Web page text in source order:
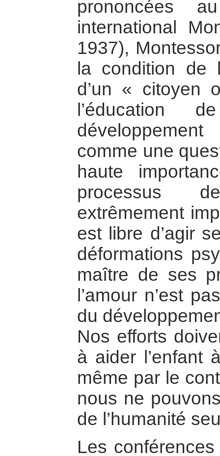
prononcées
international
1937),
la condition de
d’un « citoyen
l’éducation
comme une
haute
processus
extrêmement
est libre d’agir
déformations
maître de ses
l’amour n’est
du
Nos efforts
à aider l’enfant
même par le
nous ne
de l’humanité
Les